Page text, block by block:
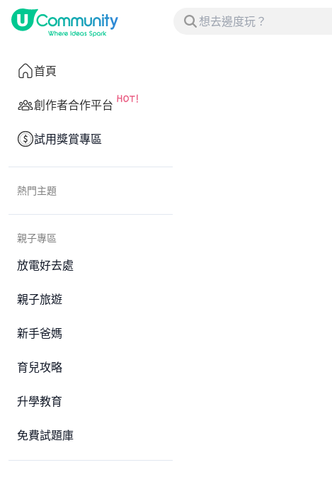
首頁
創作者合作平台
試用獎賞專區
熱門主題
親子專區
放電好去處
親子旅遊
新手爸媽
育兒攻略
升學教育
免費試題庫